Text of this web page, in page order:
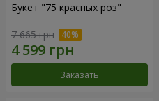
Букет "75 красных роз"
7 665 грн
Заказать